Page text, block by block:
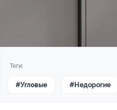
Теги:
#Угловые #Недорогие